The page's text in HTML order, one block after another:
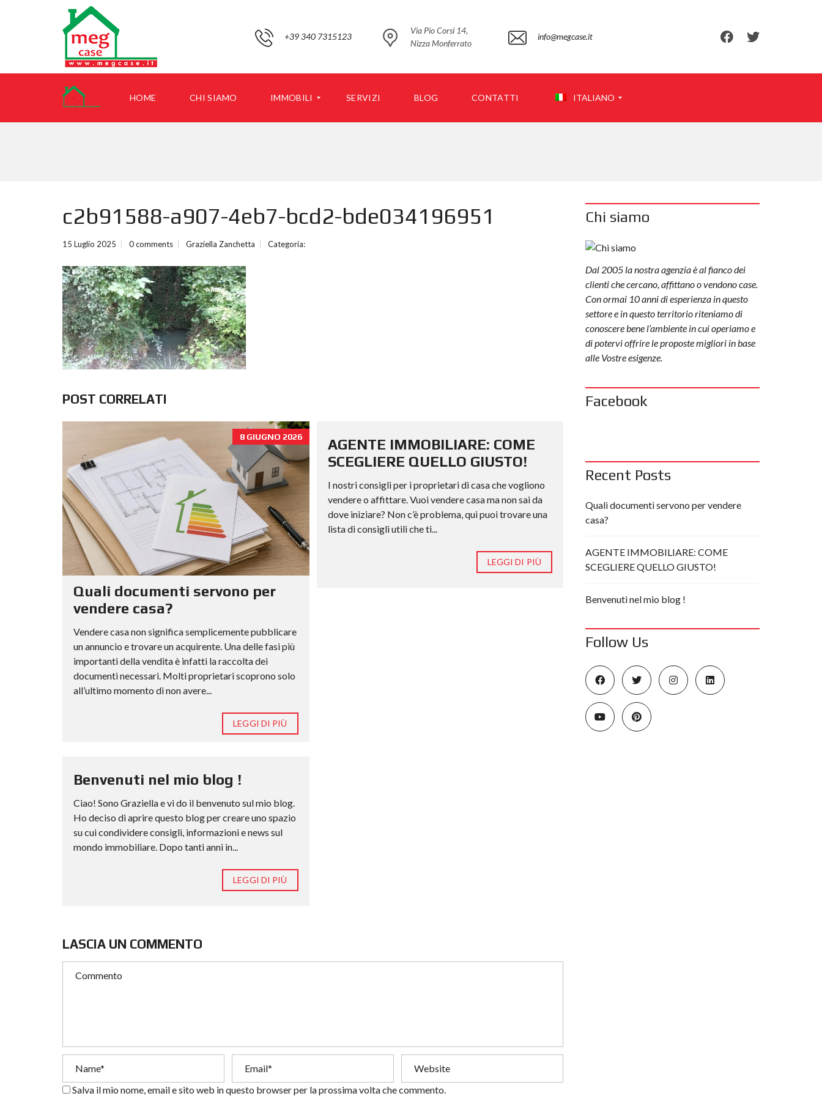
+39 340 7315123
Via Pio Corsi 14,
Nizza Monferrato
info@megcase.it
HOME CHI SIAMO IMMOBILI
T
R
T
O
L
G
SERVIZI BLOG CONTATTI ITALIANO
c2b91588-a907-4eb7-bcd2-bde034196951
15 Luglio 2025 0 comments Graziella Zanchetta Categoria:
POST CORRELATI
8 GIUGNO 2026
Quali documenti servono per
vendere casa?
Vendere casa non significa semplicemente pubblicare
un annuncio e trovare un acquirente. Una delle fasi più
importanti della vendita è infatti la raccolta dei
documenti necessari. Molti proprietari scoprono solo
all’ultimo momento di non avere...
LEGGI DI PIÙ
AGENTE IMMOBILIARE: COME
SCEGLIERE QUELLO GIUSTO!
I nostri consigli per i proprietari di casa che vogliono
vendere o affittare. Vuoi vendere casa ma non sai da
dove iniziare? Non c’è problema, qui puoi trovare una
lista di consigli utili che ti...
LEGGI DI PIÙ
Benvenuti nel mio blog !
Ciao! Sono Graziella e vi do il benvenuto sul mio blog.
Ho deciso di aprire questo blog per creare uno spazio
su cui condividere consigli, informazioni e news sul
mondo immobiliare. Dopo tanti anni in...
LEGGI DI PIÙ
LASCIA UN COMMENTO
Salva il mio nome, email e sito web in questo browser per la prossima volta che commento.
Chi siamo
Dal 2005 la nostra agenzia è al fianco dei
clienti che cercano, affittano o vendono case.
Con ormai 10 anni di esperienza in questo
settore e in questo territorio riteniamo di
conoscere bene l’ambiente in cui operiamo e
di potervi offrire le proposte migliori in base
alle Vostre esigenze.
Facebook
Recent Posts
Quali documenti servono per vendere
casa?
AGENTE IMMOBILIARE: COME
SCEGLIERE QUELLO GIUSTO!
Benvenuti nel mio blog !
Follow Us